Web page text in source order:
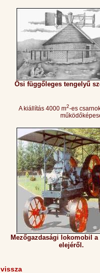
Ősi függőleges tengelyű
A kiállítás 4000 m2-es
Mezőgazdasági lokomobil a
elejéről.
vissza